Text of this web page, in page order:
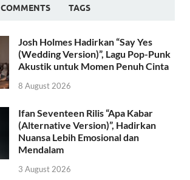
COMMENTS TAGS
Josh Holmes Hadirkan “Say Yes
(Wedding Version)”, Lagu Pop-Punk
Akustik untuk Momen Penuh Cinta
8 August 2026
Ifan Seventeen Rilis “Apa Kabar
(Alternative Version)”, Hadirkan
Nuansa Lebih Emosional dan
Mendalam
3 August 2026